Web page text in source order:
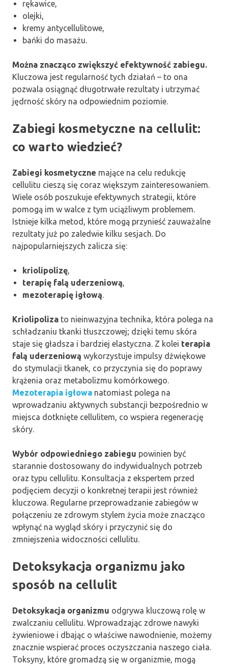
rękawice,
olejki,
kremy antycellulitowe,
bańki do masażu.
Można znacząco zwiększyć efektywność zabiegu.
Kluczowa jest regularność tych działań – to ona
pozwala osiągnąć długotrwałe rezultaty i utrzymać
jędrność skóry na odpowiednim poziomie.
Zabiegi kosmetyczne na cellulit:
co warto wiedzieć?
Zabiegi kosmetyczne mające na celu redukcję
cellulitu cieszą się coraz większym zainteresowaniem.
Wiele osób poszukuje efektywnych strategii, które
pomogą im w walce z tym uciążliwym problemem.
Istnieje kilka metod, które mogą przynieść zauważalne
rezultaty już po zaledwie kilku sesjach. Do
najpopularniejszych zalicza się:
kriolipolizę,
terapię falą uderzeniową,
mezoterapię igłową.
Kriolipoliza to nieinwazyjna technika, która polega na
schładzaniu tkanki tłuszczowej; dzięki temu skóra
staje się gładsza i bardziej elastyczna. Z kolei terapia
falą uderzeniową wykorzystuje impulsy dźwiękowe
do stymulacji tkanek, co przyczynia się do poprawy
krążenia oraz metabolizmu komórkowego.
Mezoterapia igłowa natomiast polega na
wprowadzaniu aktywnych substancji bezpośrednio w
miejsca dotknięte cellulitem, co wspiera regenerację
skóry.
Wybór odpowiedniego zabiegu powinien być
starannie dostosowany do indywidualnych potrzeb
oraz typu cellulitu. Konsultacja z ekspertem przed
podjęciem decyzji o konkretnej terapii jest również
kluczowa. Regularne przeprowadzanie zabiegów w
połączeniu ze zdrowym stylem życia może znacząco
wpłynąć na wygląd skóry i przyczynić się do
zmniejszenia widoczności cellulitu.
Detoksykacja organizmu jako
sposób na cellulit
Detoksykacja organizmu odgrywa kluczową rolę w
zwalczaniu cellulitu. Wprowadzając zdrowe nawyki
żywieniowe i dbając o właściwe nawodnienie, możemy
znacznie wspierać proces oczyszczania naszego ciała.
Toksyny, które gromadzą się w organizmie, mogą